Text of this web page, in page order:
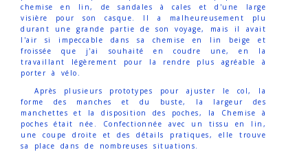
chemise en lin, de sandales à cales et d'une large
visière pour son casque. Il a malheureusement plu
durant une grande partie de son voyage, mais il avait
l'air si impeccable dans sa chemise en lin beige et
froissée que j'ai souhaité en coudre une, en la
travaillant légèrement pour la rendre plus agréable à
porter à vélo.
Après plusieurs prototypes pour ajuster le col, la
forme des manches et du buste, la largeur des
manchettes et la disposition des poches, la Chemise à
poches était née. Confectionnée avec un tissu en lin,
une coupe droite et des détails pratiques, elle trouve
sa place dans de nombreuses situations.